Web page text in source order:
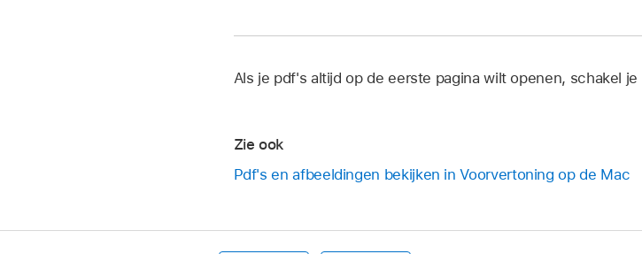
Als je pdf's altijd op de eerste pagina wilt openen, schakel
Zie ook
Pdf's en afbeeldingen bekijken in Voorvertoning op de Mac